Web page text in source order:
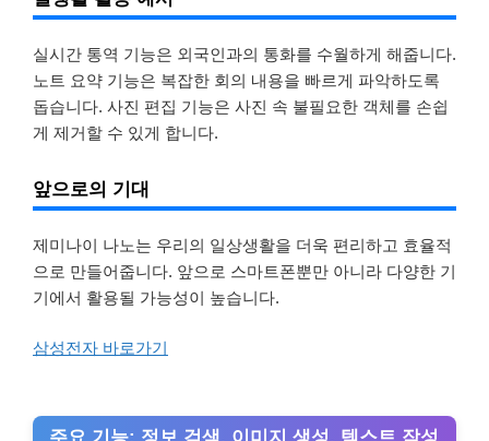
실시간 통역 기능은 외국인과의 통화를 수월하게 해줍니다.
노트 요약 기능은 복잡한 회의 내용을 빠르게 파악하도록
돕습니다. 사진 편집 기능은 사진 속 불필요한 객체를 손쉽
게 제거할 수 있게 합니다.
앞으로의 기대
제미나이 나노는 우리의 일상생활을 더욱 편리하고 효율적
으로 만들어줍니다. 앞으로 스마트폰뿐만 아니라 다양한 기
기에서 활용될 가능성이 높습니다.
삼성전자 바로가기
주요 기능: 정보 검색, 이미지 생성, 텍스트 작성